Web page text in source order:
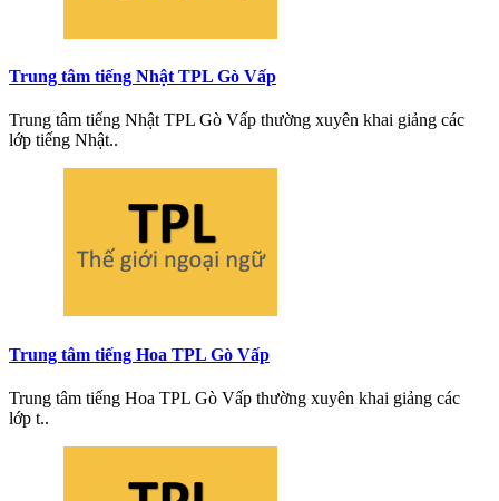
Trung tâm tiếng Nhật TPL Gò Vấp
Trung tâm tiếng Nhật TPL Gò Vấp thường xuyên khai giảng các
lớp tiếng Nhật..
Trung tâm tiếng Hoa TPL Gò Vấp
Trung tâm tiếng Hoa TPL Gò Vấp thường xuyên khai giảng các
lớp t..